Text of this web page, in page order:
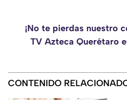
¡No te pierdas nuestro
TV Azteca Querétaro
CONTENIDO